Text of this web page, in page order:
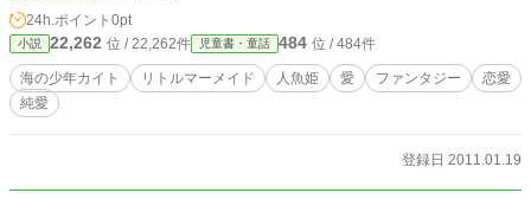
24h.ポイント 0pt
小説 22,262 位 / 22,262件 児童書・童話 484 位 / 484件
海の少年カイト リトルマーメイド 人魚姫 愛 ファンタジー
恋愛
純愛
登録日 2011.01.19